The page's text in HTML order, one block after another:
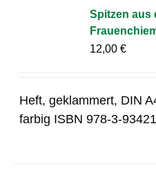
Spitzen aus
12,00€
Heft, geklammert, DIN
farbig ISBN 978-3-